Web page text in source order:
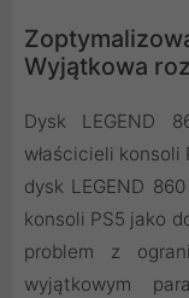
Wyjątkowa
Dysk LEGEND
właścicieli konsoli
dysk LEGEND
konsoli PS5 jako
problem z
wyjątkowym